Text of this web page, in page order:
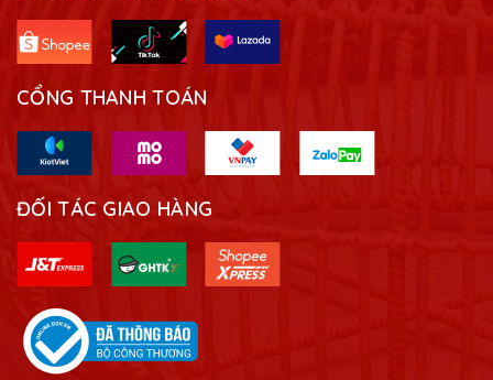
CỔNG THANH TOÁN
ĐỐI TÁC GIAO HÀNG